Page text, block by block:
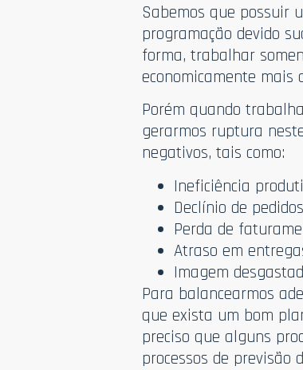
Sabemos que possuir
programação devido
forma, trabalhar
economicamente mais
Porém quando
gerarmos ruptura
negativos, tais como:
Ineficiência
Declínio de
Perda de
Atraso em
Imagem
Para balancearmos
que exista um bom
preciso que alguns
processos de previsão